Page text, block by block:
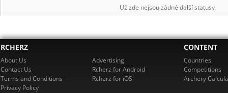
Už zde nejsou zádné další statusy
RCHERZ
About Us
Contact Us
Terms and Conditions
Privacy Policy
Advertising
Rcherz for Android
Rcherz for iOS
CONTENT
Countries
Competitions
Archery